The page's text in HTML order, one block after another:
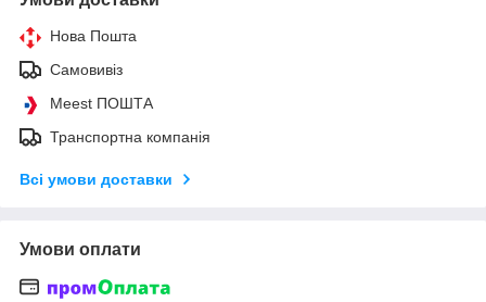
Нова Пошта
Самовивіз
Meest ПОШТА
Транспортна компанія
Всі умови доставки
Умови оплати